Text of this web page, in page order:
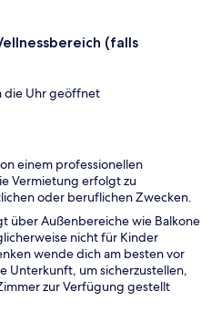
(falls
die Uhr geöffnet
einem professionellen
Vermietung erfolgt zu
oder beruflichen Zwecken.
über Außenbereiche wie Balkone
nicht für Kinder
wende dich am besten vor
Unterkunft, um sicherzustellen,
zur Verfügung gestellt